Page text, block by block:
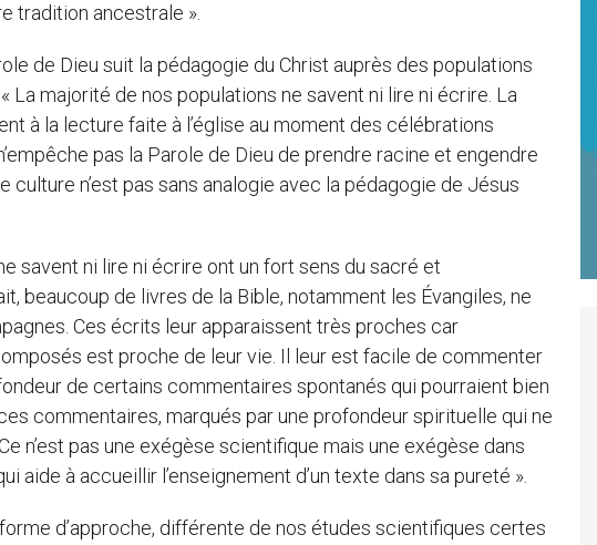
tradition ancestrale ».
de Dieu suit la pédagogie du Christ auprès des populations
La majorité de nos populations ne savent ni lire ni écrire. La
à la lecture faite à l’église au moment des célébrations
pas la Parole de Dieu de prendre racine et engendre
n’est pas sans analogie avec la pédagogie de Jésus
savent ni lire ni écrire ont un fort sens du sacré et
beaucoup de livres de la Bible, notamment les Évangiles, ne
Ces écrits leur apparaissent très proches car
est proche de leur vie. Il leur est facile de commenter
de certains commentaires spontanés qui pourraient bien
commentaires, marqués par une profondeur spirituelle qui ne
n’est pas une exégèse scientifique mais une exégèse dans
aide à accueillir l’enseignement d’un texte dans sa pureté ».
d’approche, différente de nos études scientifiques certes